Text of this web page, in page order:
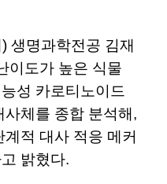
생명과학전공 김재
이도가 높은 식물
성 카로티노이드
체를 종합 분석해,
적 대사 적응 메커
밝혔다.